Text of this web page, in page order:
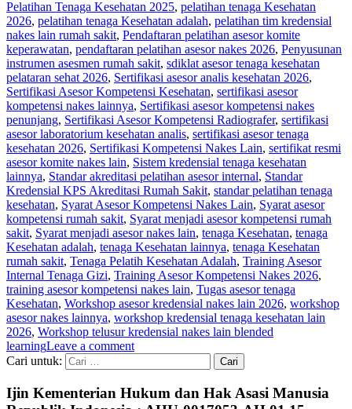
Pelatihan Tenaga Kesehatan 2025, pelatihan tenaga Kesehatan
2026, pelatihan tenaga Kesehatan adalah, pelatihan tim kredensial
nakes lain rumah sakit, Pendaftaran pelatihan asesor komite
keperawatan, pendaftaran pelatihan asesor nakes 2026, Penyusunan
instrumen asesmen rumah sakit, sdiklat asesor tenaga kesehatan
pelataran sehat 2026, Sertifikasi asesor analis kesehatan 2026,
Sertifikasi Asesor Kompetensi Kesehatan, sertifikasi asesor
kompetensi nakes lainnya, Sertifikasi asesor kompetensi nakes
penunjang, Sertifikasi Asesor Kompetensi Radiografer, sertifikasi
asesor laboratorium kesehatan analis, sertifikasi asesor tenaga
kesehatan 2026, Sertifikasi Kompetensi Nakes Lain, sertifikat resmi
asesor komite nakes lain, Sistem kredensial tenaga kesehatan
lainnya, Standar akreditasi pelatihan asesor internal, Standar
Kredensial KPS Akreditasi Rumah Sakit, standar pelatihan tenaga
kesehatan, Syarat Asesor Kompetensi Nakes Lain, Syarat asesor
kompetensi rumah sakit, Syarat menjadi asesor kompetensi rumah
sakit, Syarat menjadi asesor nakes lain, tenaga Kesehatan, tenaga
Kesehatan adalah, tenaga Kesehatan lainnya, tenaga Kesehatan
rumah sakit, Tenaga Pelatih Kesehatan Adalah, Training Asesor
Internal Tenaga Gizi, Training Asesor Kompetensi Nakes 2026,
training asesor kompetensi nakes lain, Tugas asesor tenaga
Kesehatan, Workshop asesor kredensial nakes lain 2026, workshop
asesor nakes lainnya, workshop kredensial tenaga kesehatan lain
2026, Workshop telusur kredensial nakes lain blended
learningLeave a comment
Cari untuk:
Ijin Kementerian Hukum dan Hak Asasi Manusia